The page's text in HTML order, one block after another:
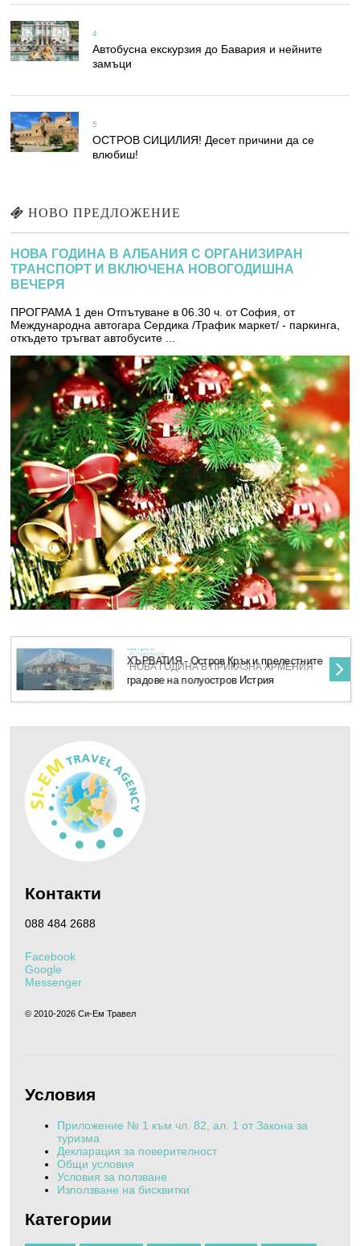
4
Автобусна екскурзия до Бавария и нейните
замъци
5
ОСТРОВ СИЦИЛИЯ! Десет причини да се
влюбиш!
НОВО ПРЕДЛОЖЕНИЕ
НОВА ГОДИНА В АЛБАНИЯ С ОРГАНИЗИРАН
ТРАНСПОРТ И ВКЛЮЧЕНА НОВОГОДИШНА
ВЕЧЕРЯ
ПРОГРАМА 1 ден Отпътуване в 06.30 ч. от София, от
Международна автогара Сердика /Трафик маркет/ - паркинга,
откъдето тръгват автобусите ...
Армения
НОВА ГОДИНА В ПРИКАЗНА АРМЕНИЯ
Загреб
ХЪРВАТИЯ - Остров Крък и прелестните
градове на полуостров Истрия
Контакти
088 484 2688
Facebook
Google
Messenger
© 2010-2026 Си-Ем Травел
Условия
Приложение № 1 към чл. 82, ал. 1 от Закона за
туризма
Декларация за поверителност
Общи условия
Условия за ползване
Използване на бисквитки
Категории